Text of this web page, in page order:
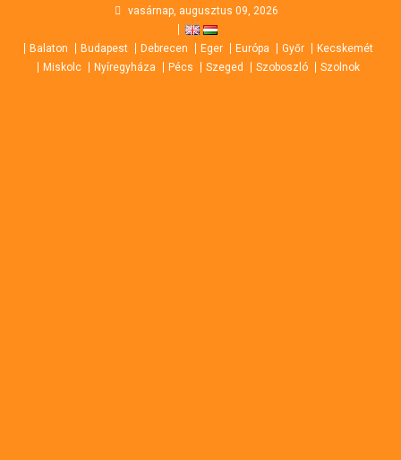
content
vasárnap, augusztus 09, 2026
Balaton Budapest Debrecen Eger Európa Győr
Kecskemét
Miskolc
Nyíregyháza Pécs Szeged Szoboszló Szolnok